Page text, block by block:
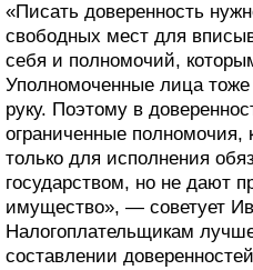
«Писать доверенность
свободных мест для
себя и полномочий,
Уполномоченные лица
руку. Поэтому в
ограниченные полномочия,
только для исполнения
государством, но не дают
имущество», — советует
Налогоплательщикам
составлении